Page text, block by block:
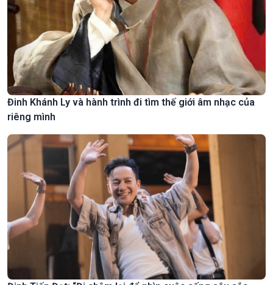
Đinh Khánh Ly và hành trình đi tìm thế giới âm nhạc của
riêng mình